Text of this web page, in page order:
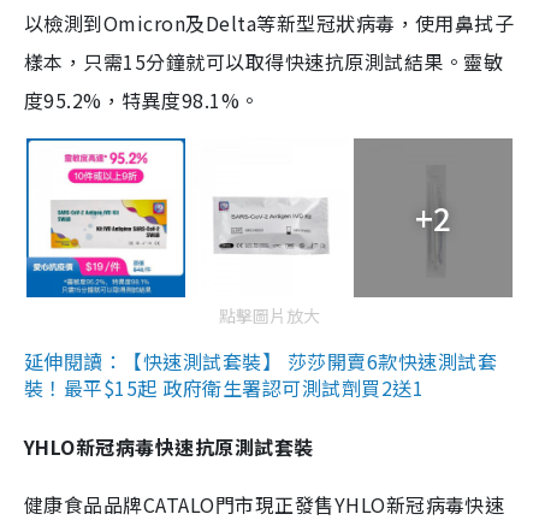
以檢測到Omicron及Delta等新型冠狀病毒，使用鼻拭子
樣本，只需15分鐘就可以取得快速抗原測試結果。靈敏
度95.2%，特異度98.1%。
+2
點擊圖片放大
延伸閱讀：【快速測試套裝】 莎莎開賣6款快速測試套
裝！最平$15起 政府衛生署認可測試劑買2送1
YHLO新冠病毒快速抗原測試套裝
健康食品品牌CATALO門市現正發售YHLO新冠病毒快速